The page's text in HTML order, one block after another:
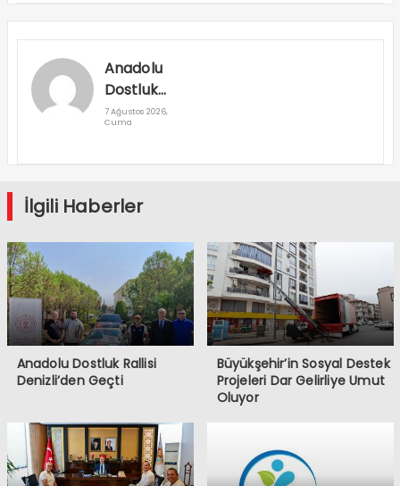
Anadolu
Dostluk
Rallisi
7 Ağustos 2026,
Cuma
İlgili Haberler
Anadolu Dostluk Rallisi
Denizli’den Geçti
Büyükşehir’in Sosyal Destek
Projeleri Dar Gelirliye Umut
Oluyor